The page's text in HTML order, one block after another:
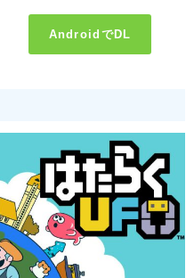
AndroidでDL